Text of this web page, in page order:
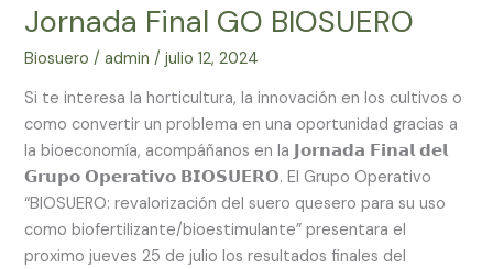
Jornada Final GO BIOSUERO
Biosuero /admin/julio 12, 2024
Si te interesa la horticultura, la innovación en los cultivos o
como convertir un problema en una oportunidad gracias a
la bioeconomía, acompáñanos en la 𝗝𝗼𝗿𝗻𝗮𝗱𝗮 𝗙𝗶𝗻𝗮𝗹 𝗱𝗲𝗹
𝗚𝗿𝘂𝗽𝗼 𝗢𝗽𝗲𝗿𝗮𝘁𝗶𝘃𝗼 𝗕𝗜𝗢𝗦𝗨𝗘𝗥𝗢. El Grupo Operativo
“BIOSUERO: revalorización del suero quesero para su uso
como biofertilizante/bioestimulante” presentara el
proximo jueves 25 de julio los resultados finales del
GO